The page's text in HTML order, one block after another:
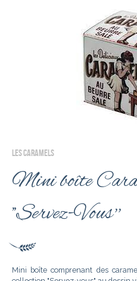
LES CARAMELS
Mini boîte
"Servez-Vous''
Mini boîte comprenant des